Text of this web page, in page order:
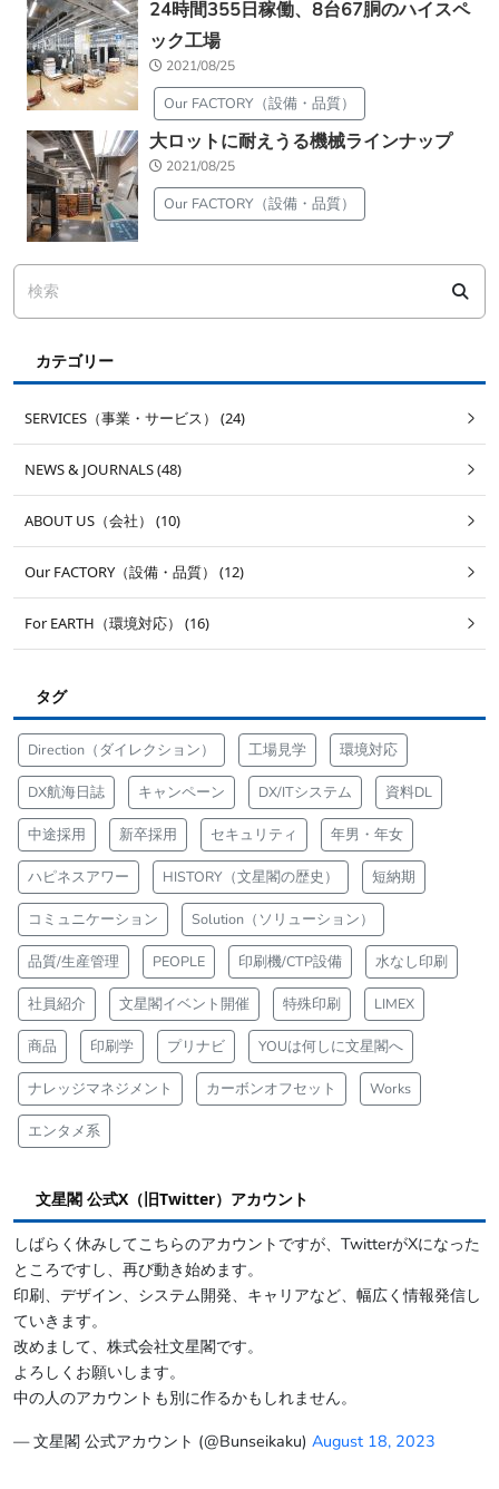
24時間355日稼働、8台67胴のハイスペ
ック工場
2021/08/25
Our FACTORY（設備・品質）
大ロットに耐えうる機械ラインナップ
2021/08/25
Our FACTORY（設備・品質）
カテゴリー
SERVICES（事業・サービス） (24)
NEWS & JOURNALS (48)
ABOUT US（会社） (10)
Our FACTORY（設備・品質） (12)
For EARTH（環境対応） (16)
タグ
Direction（ダイレクション） 工場見学 環境対応
DX航海日誌 キャンペーン DX/ITシステム 資料DL
中途採用 新卒採用 セキュリティ 年男・年女
ハピネスアワー HISTORY（文星閣の歴史） 短納期
コミュニケーション Solution（ソリューション）
品質/生産管理 PEOPLE 印刷機/CTP設備 水なし印刷
社員紹介 文星閣イベント開催 特殊印刷 LIMEX
商品 印刷学 プリナビ YOUは何しに文星閣へ
ナレッジマネジメント カーボンオフセット Works
エンタメ系
文星閣 公式X（旧Twitter）アカウント
しばらく休みしてこちらのアカウントですが、TwitterがXになった
ところですし、再び動き始めます。
印刷、デザイン、システム開発、キャリアなど、幅広く情報発信し
ていきます。
改めまして、株式会社文星閣です。
よろしくお願いします。
中の人のアカウントも別に作るかもしれません。
— 文星閣 公式アカウント (@Bunseikaku) August 18, 2023